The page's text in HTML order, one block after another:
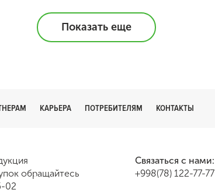
Показать еще
КАРЬЕРА ПОТРЕБИТЕЛЯМ КОНТАКТЫ
обращайтесь
02
Связаться с нами:
+998(78) 122-77-77